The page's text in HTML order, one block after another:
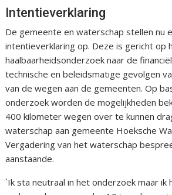
Intentieverklaring
De gemeente en waterschap stellen nu
intentieverklaring op. Deze is gericht op
haalbaarheidsonderzoek naar de
technische en beleidsmatige gevolgen
van de wegen aan de gemeenten. Op
onderzoek worden de mogelijkheden
400 kilometer wegen over te kunnen
waterschap aan gemeente Hoeksche
Vergadering van het waterschap
aanstaande.
`Ik sta neutraal in het onderzoek maar ik